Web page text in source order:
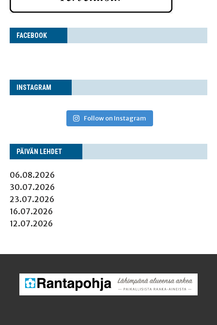
FACE­BOOK
INS­TA­GRAM
Follow on Instagram
PÄI­VÄN LEHDET
06.08.2026
30.07.2026
23.07.2026
16.07.2026
12.07.2026